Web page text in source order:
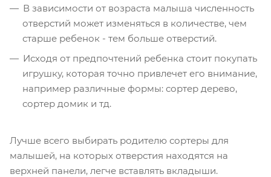
В зависимости от возраста малыша численность
отверстий может изменяться в количестве, чем
старше ребенок - тем больше отверстий.
Исходя от предпочтений ребенка стоит покупать
игрушку, которая точно привлечет его внимание,
например различные формы: сортер дерево,
сортер домик и тд.
Лучше всего выбирать родителю сортеры для
малышей, на которых отверстия находятся на
верхней панели, легче вставлять вкладыши.